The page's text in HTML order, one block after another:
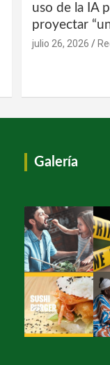
uso de la IA
proyectar
julio 26, 2026
Galería